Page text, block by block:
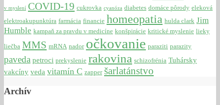
v myslení COVID-19 cukrovka cyanóza diabetes domáce pôrody eleková
elektroakupunktúra farmácia financie homeopatia hulda clark Jim
Humble kampaň za pravdu v medicíne konšpirácie kritické myslenie lieky
liečba MMS mRNA nador očkovanie paraziti parazity
paveda petroci prekyslenie rakovina schizofrénia Tuhársky
vakcíny veda vitamín C zapper šarlatánstvo
Archív